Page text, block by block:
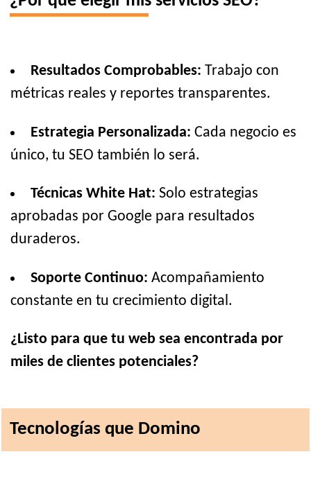
Resultados Comprobables: Trabajo con
métricas reales y reportes transparentes.
Estrategia Personalizada: Cada negocio es
único, tu SEO también lo será.
Técnicas White Hat: Solo estrategias
aprobadas por Google para resultados
duraderos.
Soporte Continuo: Acompañamiento
constante en tu crecimiento digital.
¿Listo para que tu web sea encontrada por
miles de clientes potenciales?
Tecnologías que Domino